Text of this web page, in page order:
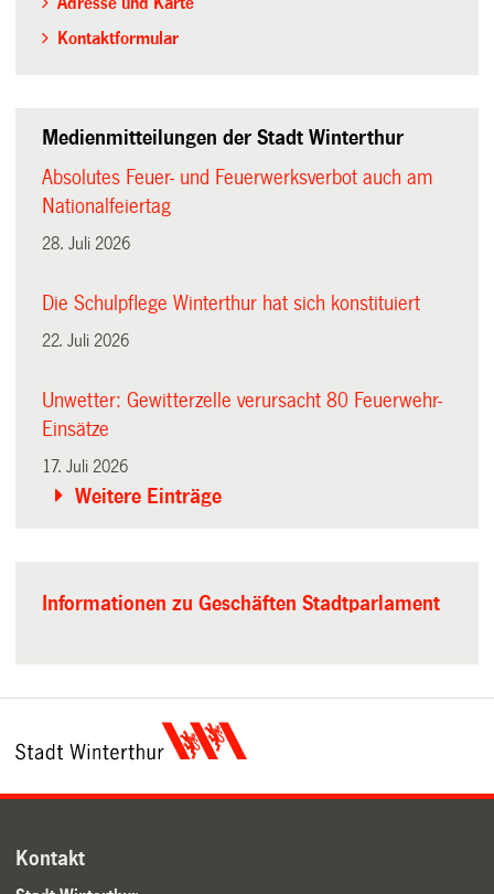
Kontaktformular
Medienmitteilungen der Stadt Winterthur
Absolutes Feuer- und Feuerwerksverbot auch am
Nationalfeiertag
28. Juli 2026
Die Schulpflege Winterthur hat sich konstituiert
22. Juli 2026
Unwetter: Gewitterzelle verursacht 80 Feuerwehr-
Einsätze
17. Juli 2026
Weitere Einträge
Informationen zu Geschäften Stadtparlament
Kontakt